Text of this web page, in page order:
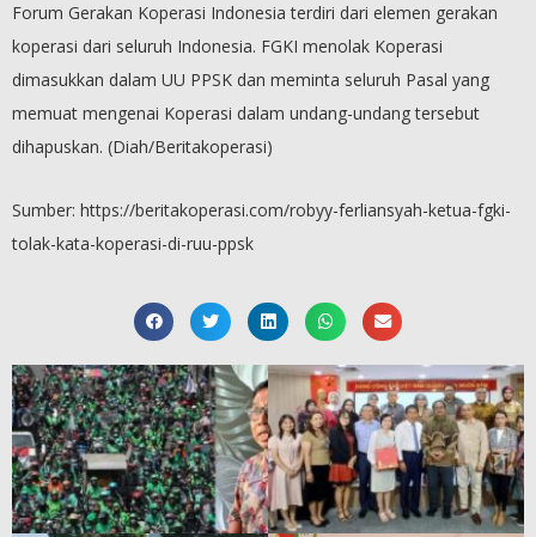
Forum Gerakan Koperasi Indonesia terdiri dari elemen gerakan
koperasi dari seluruh Indonesia. FGKI menolak Koperasi
dimasukkan dalam UU PPSK dan meminta seluruh Pasal yang
memuat mengenai Koperasi dalam undang-undang tersebut
dihapuskan. (Diah/Beritakoperasi)
Sumber: https://beritakoperasi.com/robyy-ferliansyah-ketua-fgki-
tolak-kata-koperasi-di-ruu-ppsk